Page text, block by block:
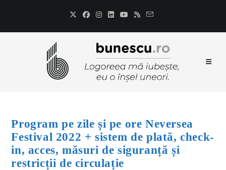
Program pe zile și pe ore Neversea
Festival 2022 + sistem de plată, check-
in, acces, măsuri de siguranță și
restricții de circulație